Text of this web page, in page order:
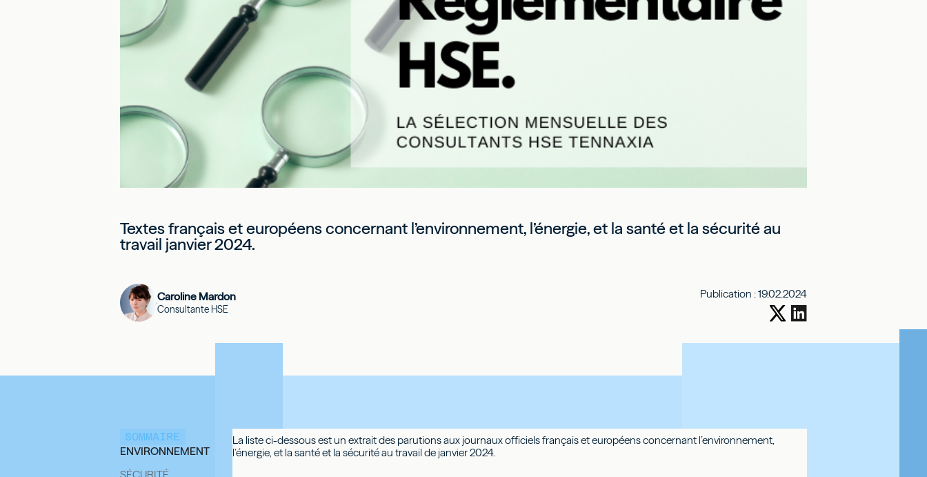
Textes français et européens concernant l’environnement, l’énergie, et la santé et la sécurité au
travail janvier 2024.
Caroline Mardon
Consultante HSE
Publication :19.02.2024
SOMMAIRE
ENVIRONNEMENT
La liste ci-dessous est un extrait des parutions aux journaux officiels français et européens concernant l’environnement,
l’énergie, et la santé et la sécurité au travail de janvier 2024.